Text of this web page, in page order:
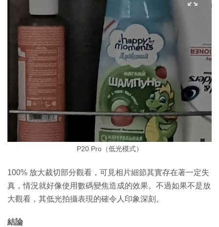
P20 Pro（低光模式）
100% 放大裁切部分觀看，可見相片細節其實存在著一定失
真，情況就好像使用數碼變焦造成的效果。不過如果不是放
大觀看，其低光拍攝表現的確令人印象深刻。
結論